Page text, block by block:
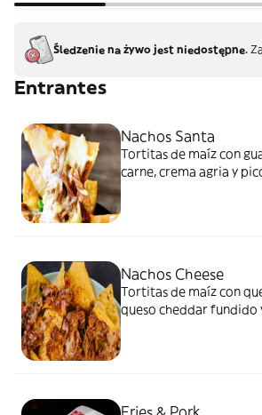
Śledzenie na żywo jest niedostępne.
Entrantes
Nachos Santa
Tortitas de maíz con
carne, crema agria y
Nachos Cheese
Tortitas de maíz con
queso cheddar fundido
Fries & Pork